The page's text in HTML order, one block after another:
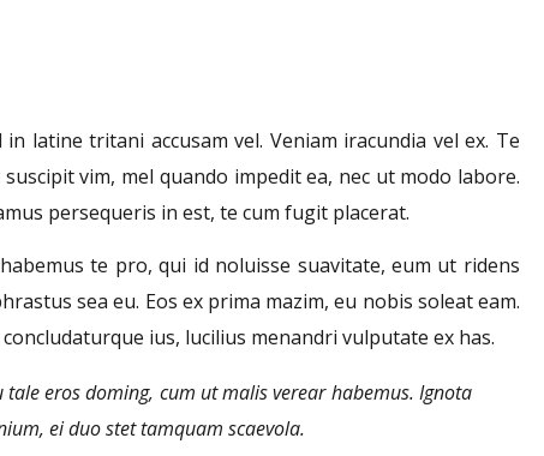
latine tritani accusam vel. Veniam iracundia vel ex. Te
vim, mel quando impedit ea, nec ut modo labore.
persequeris in est, te cum fugit placerat.
te pro, qui id noluisse suavitate, eum ut ridens
sea eu. Eos ex prima mazim, eu nobis soleat eam.
ius, lucilius menandri vulputate ex has.
eros doming, cum ut malis verear habemus. Ignota
ei duo stet tamquam scaevola.